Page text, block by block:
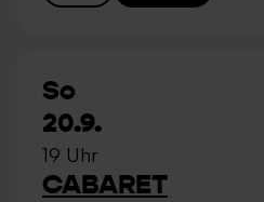
So
20.9.
19 Uhr
CABARET